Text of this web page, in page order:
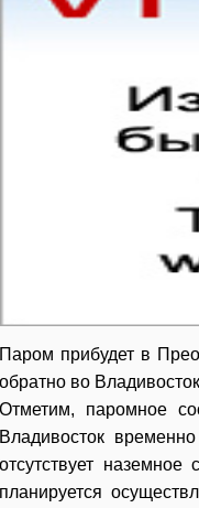
Паром прибудет в
обратно во
Отметим, паромное
Владивосток
отсутствует
планируется